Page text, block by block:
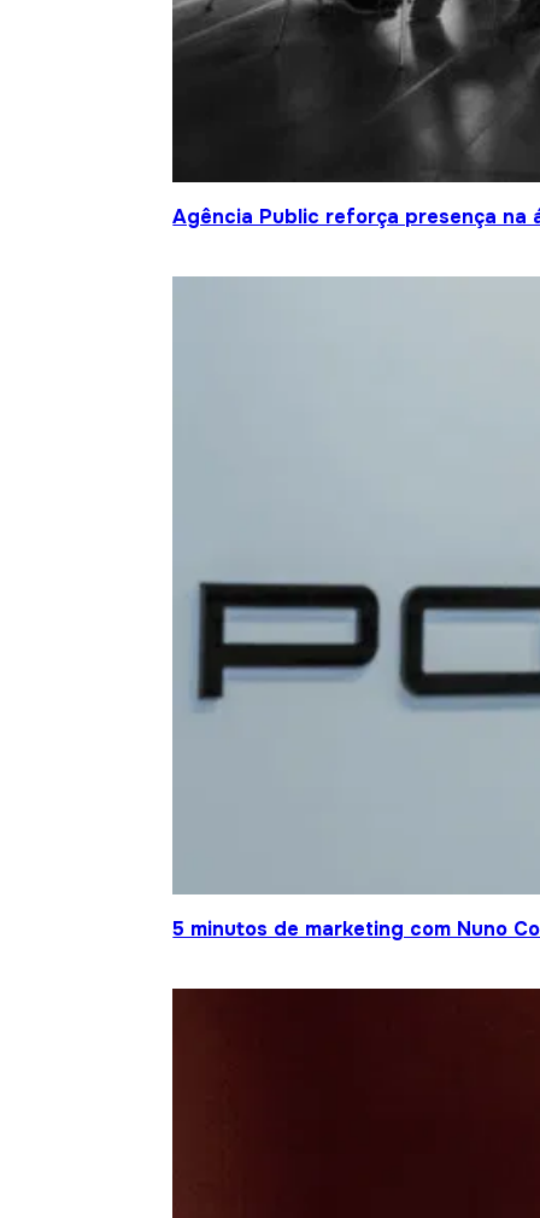
Agência Public reforça presença na
5 minutos de marketing com Nuno